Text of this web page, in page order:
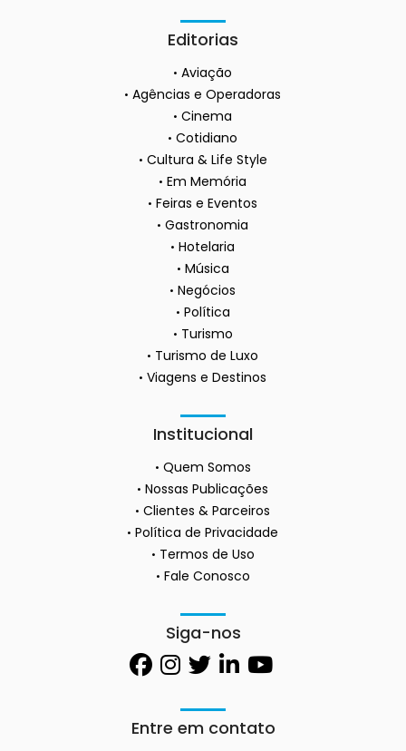
Editorias
Aviação
Agências e Operadoras
Cinema
Cotidiano
Cultura & Life Style
Em Memória
Feiras e Eventos
Gastronomia
Hotelaria
Música
Negócios
Política
Turismo
Turismo de Luxo
Viagens e Destinos
Institucional
Quem Somos
Nossas Publicações
Clientes & Parceiros
Política de Privacidade
Termos de Uso
Fale Conosco
Siga-nos
Entre em contato